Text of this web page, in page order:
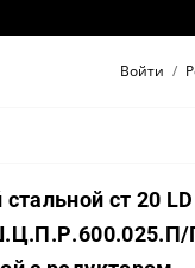
Войти /
ст 20